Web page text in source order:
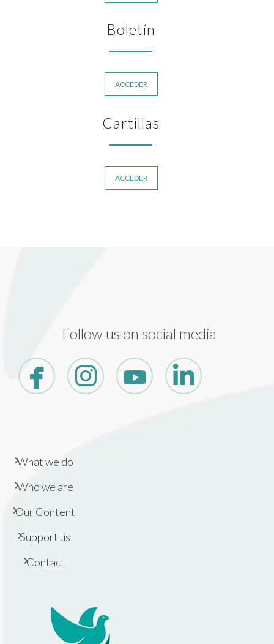
Boletín
ACCEDER
Cartillas
ACCEDER
Follow us on social media
What we do
Who we are
Our Content
Support us
Contact